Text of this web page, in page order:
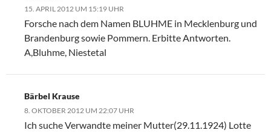
15. APRIL 2012 UM 15:19 UHR
Forsche nach dem Namen BLUHME in Mecklenburg und
Brandenburg sowie Pommern. Erbitte Antworten.
A,Bluhme, Niestetal
Bärbel Krause
8. OKTOBER 2012 UM 22:07 UHR
Ich suche Verwandte meiner Mutter(29.11.1924) Lotte